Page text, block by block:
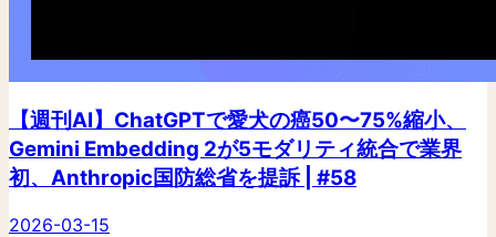
【週刊AI】ChatGPTで愛犬の癌50〜75%縮小、
Gemini Embedding 2が5モダリティ統合で業界
初、Anthropic国防総省を提訴 | #58
2026-03-15